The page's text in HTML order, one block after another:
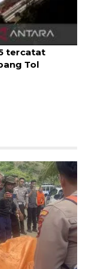
tercatat
Tol